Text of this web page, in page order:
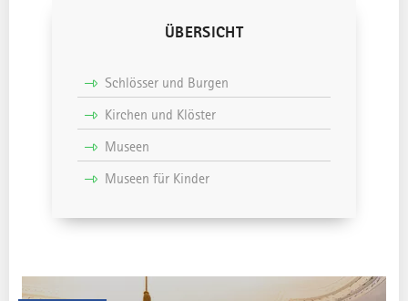
ÜBERSICHT
Schlösser und Burgen
Kirchen und Klöster
Museen
Museen für Kinder